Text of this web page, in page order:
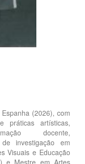
(2026), com
práticas artísticas,
docente,
investigação em
Visuais e Educação
e Mestre em Artes